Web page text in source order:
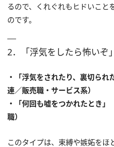
るので、くれぐれもヒドいこと
のです。
2．「浮気をしたら怖い
・「浮気をされたり、裏切ら
連／販売職・サービス系）
・「何回も嘘をつかれたとき
職）
このタイプは、束縛や嫉妬をほ